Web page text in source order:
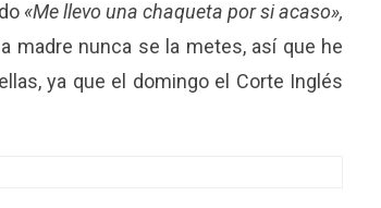
«Me llevo una chaqueta por si acaso»,
madre nunca se la metes, así que he
ya que el domingo el Corte Inglés